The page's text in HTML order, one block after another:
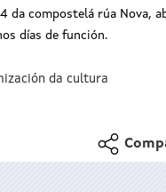
da compostelá rúa Nova,
días de función.
da cultura